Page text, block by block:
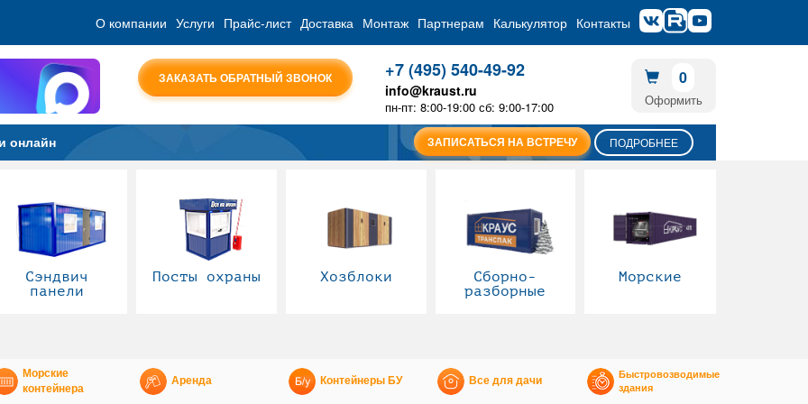
О компании Услуги Прайс-лист Доставка Монтаж Партнерам Калькулятор Контакты
ЗАКАЗАТЬ ОБРАТНЫЙ ЗВОНОК +7 (495) 540-49-92
info@kraust.ru
пн-пт: 8:00-19:00 сб: 9:00-17:00
0
Оформить
онлайн ЗАПИСАТЬСЯ НА ВСТРЕЧУ ПОДРОБНЕЕ
Сэндвич
панели
Посты охраны Хозблоки
Сборно-
разборные
Морские
Морские
контейнера
Аренда Контейнеры БУ Все для дачи
Быстровозводимые
здания